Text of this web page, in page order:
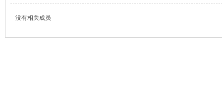
没有相关成员